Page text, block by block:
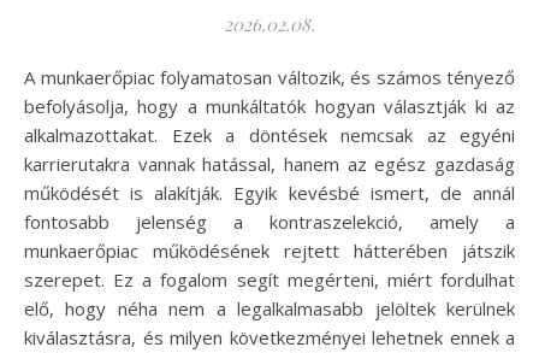
2026.02.08.
A munkaerőpiac folyamatosan változik, és számos tényező
befolyásolja, hogy a munkáltatók hogyan választják ki az
alkalmazottakat. Ezek a döntések nemcsak az egyéni
karrierutakra vannak hatással, hanem az egész gazdaság
működését is alakítják. Egyik kevésbé ismert, de annál
fontosabb jelenség a kontraszelekció, amely a
munkaerőpiac működésének rejtett hátterében játszik
szerepet. Ez a fogalom segít megérteni, miért fordulhat
elő, hogy néha nem a legalkalmasabb jelöltek kerülnek
kiválasztásra, és milyen következményei lehetnek ennek a